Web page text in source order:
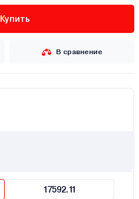
Купить
В сравнение
17592.11